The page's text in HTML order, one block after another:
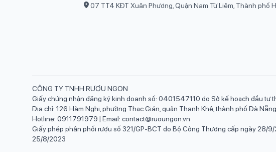
07 TT4 KĐT Xuân Phương, Quận Nam Từ Liêm, Thành phố
CÔNG TY TNHH RƯỢU NGON
Giấy chứng nhận đăng ký kinh doanh số: 0401547110 do Sở kế hoạch đầu tư
Địa chỉ: 126 Hàm Nghi, phường Thạc Gián, quận Thanh Khê, thành phố Đà Nẵng.
Hotline: 0911791979 | Email: contact@ruoungon.vn
Giấy phép phân phối rượu số 321/GP-BCT do Bộ Công Thương cấp ngày 28/
25/8/2023